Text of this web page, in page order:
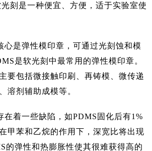
刻是一种便宜、方便，适于实验室使
心是弹性模印章，可通过光刻蚀和模
是软光刻中最常用的弹性模印章。
要包括微接触印刷、再铸模、微传递
溶剂辅助成模等。
在着一些缺陷，如PDMS固化后有1%
甲苯和乙烷的作用下，深宽比将出现
的弹性和热膨胀性使其很难获得高的